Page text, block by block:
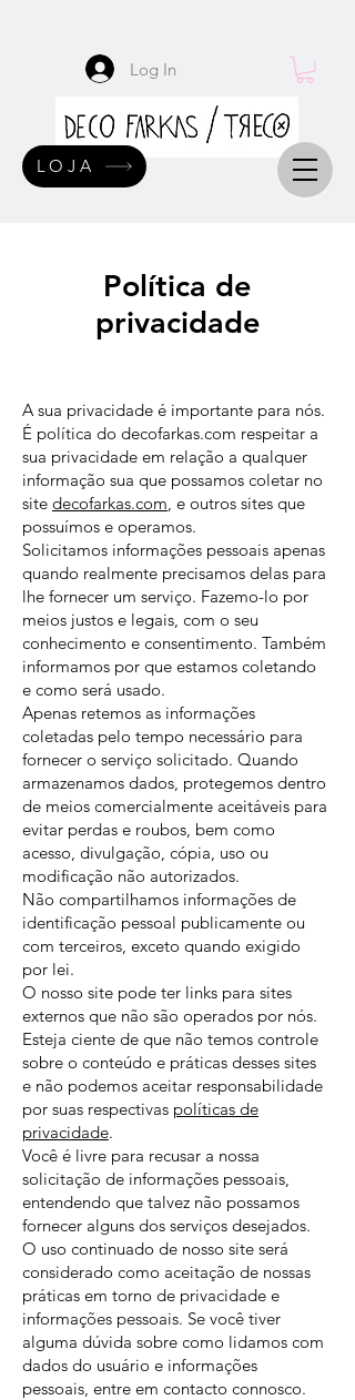
Log In
LOJA
Política de
privacidade
A sua privacidade é importante para nós.
É política do decofarkas.com respeitar a
sua privacidade em relação a qualquer
informação sua que possamos coletar no
site decofarkas.com , e outros sites que
possuímos e operamos.
Solicitamos informações pessoais apenas
quando realmente precisamos delas para
lhe fornecer um serviço. Fazemo-lo por
meios justos e legais, com o seu
conhecimento e consentimento. Também
informamos por que estamos coletando
e como será usado.
Apenas retemos as informações
coletadas pelo tempo necessário para
fornecer o serviço solicitado. Quando
armazenamos dados, protegemos dentro
de meios comercialmente aceitáveis ​​para
evitar perdas e roubos, bem como
acesso, divulgação, cópia, uso ou
modificação não autorizados.
Não compartilhamos informações de
identificação pessoal publicamente ou
com terceiros, exceto quando exigido
por lei.
O nosso site pode ter links para sites
externos que não são operados por nós.
Esteja ciente de que não temos controle
sobre o conteúdo e práticas desses sites
e não podemos aceitar responsabilidade
por suas respectivas políticas de
privacidade.
Você é livre para recusar a nossa
solicitação de informações pessoais,
entendendo que talvez não possamos
fornecer alguns dos serviços desejados.
O uso continuado de nosso site será
considerado como aceitação de nossas
práticas em torno de privacidade e
informações pessoais. Se você tiver
alguma dúvida sobre como lidamos com
dados do usuário e informações
pessoais, entre em contacto connosco.